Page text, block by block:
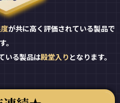
が共に高く評価されている製品で
す。
いる製品は殿堂入り となります。